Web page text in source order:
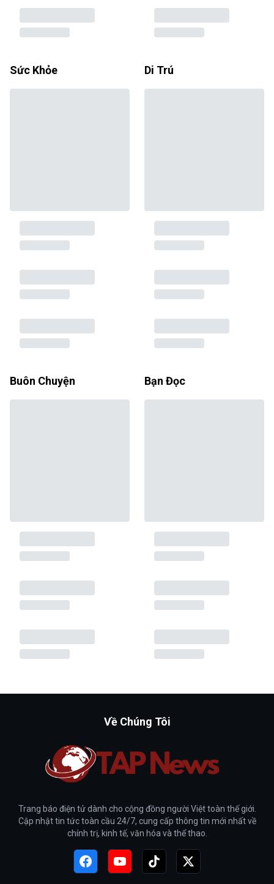
Sức Khỏe Di Trú
Buôn Chuyện Bạn Đọc
Về Chúng Tôi
Trang báo điện tử dành cho cộng đồng người Việt toàn thế giới.
Cập nhật tin tức toàn cầu 24/7, cung cấp thông tin mới nhất về
chính trị, kinh tế, văn hóa và thể thao.